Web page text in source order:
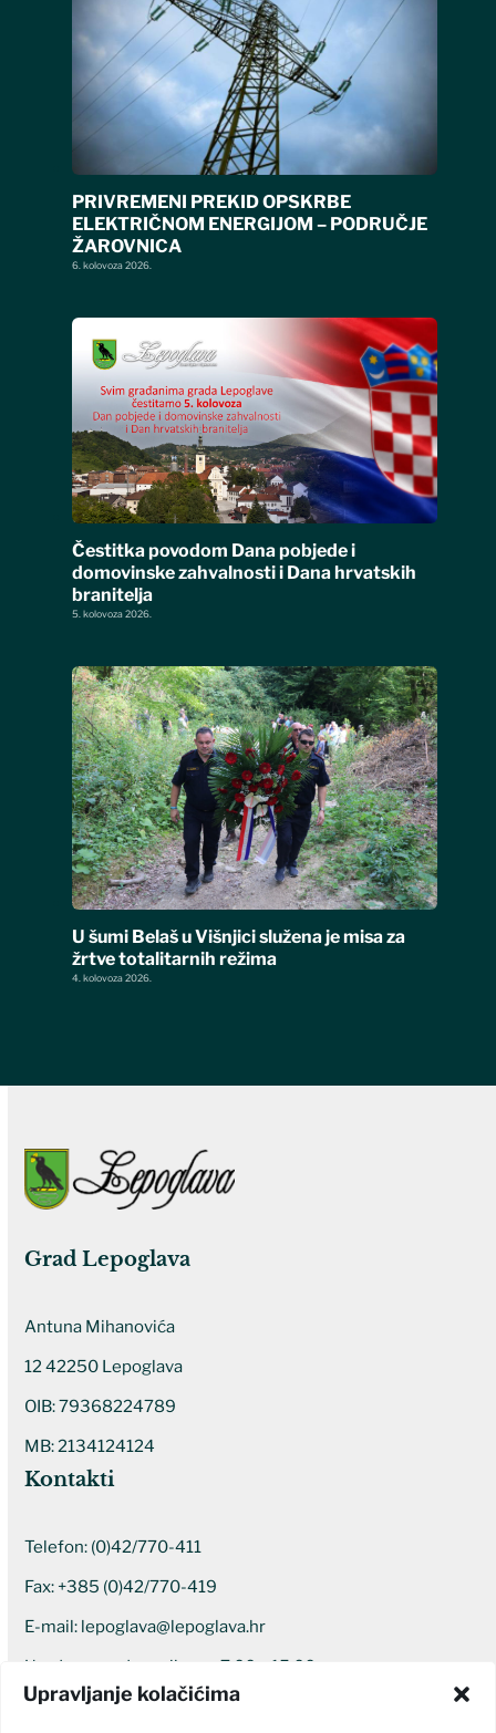
Upravljanje kolačićima
PRIVREMENI PREKID OPSKRBE
ELEKTRIČNOM ENERGIJOM – PODRUČJE
ŽAROVNICA
6. kolovoza 2026.
Čestitka povodom Dana pobjede i
domovinske zahvalnosti i Dana hrvatskih
branitelja
5. kolovoza 2026.
U šumi Belaš u Višnjici služena je misa za
žrtve totalitarnih režima
4. kolovoza 2026.
Grad Lepoglava
Antuna Mihanovića
12 42250 Lepoglava
OIB: 79368224789
MB: 2134124124
Kontakti
Telefon: (0)42/770-411
Fax: +385 (0)42/770-419
E-mail: lepoglava@lepoglava.hr
Uredovno radno vrijeme: 7:00 – 15:00
Ostali kontakti